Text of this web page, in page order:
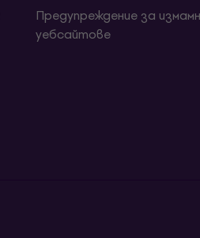
Предупреждение за
уебсайтове